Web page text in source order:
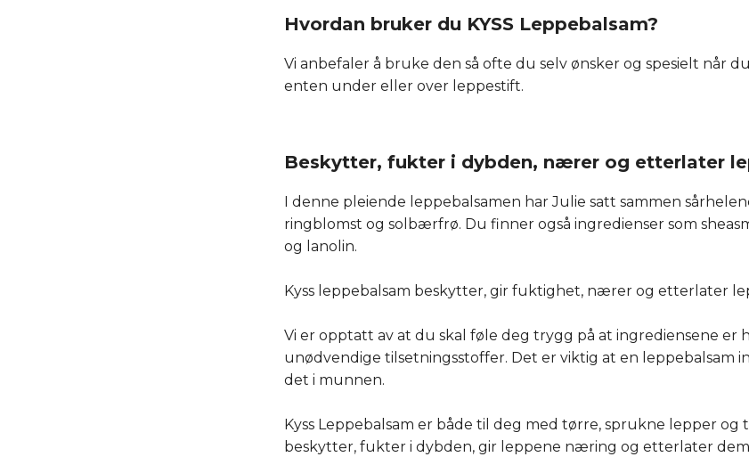
Hvordan bruker du KYSS Leppebalsam?
Vi anbefaler å bruke den så ofte du selv ønsker og spesielt når
enten under eller over leppestift.
Beskytter, fukter i dybden, nærer og etterlater
I denne pleiende leppebalsamen har Julie satt sammen
ringblomst og solbærfrø. Du finner også ingredienser som
og lanolin.
Kyss leppebalsam beskytter, gir fuktighet, nærer og etterlater
Vi er opptatt av at du skal føle deg trygg på at ingrediensene
unødvendige tilsetningsstoffer. Det er viktig at en leppebalsam
det i munnen.
Kyss Leppebalsam er både til deg med tørre, sprukne lepper
beskytter, fukter i dybden, gir leppene næring og etterlater